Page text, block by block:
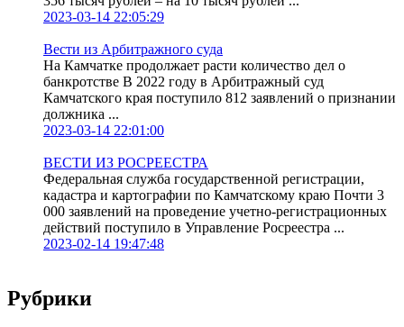
2023-03-14 22:05:29
Вести из Арбитражного суда
На Камчатке продолжает расти количество дел о
банкротстве В 2022 году в Арбитражный суд
Камчатского края поступило 812 заявлений о признании
должника ...
2023-03-14 22:01:00
ВЕСТИ ИЗ РОСРЕЕСТРА
Федеральная служба государственной регистрации,
кадастра и картографии по Камчатскому краю Почти 3
000 заявлений на проведение учетно-регистрационных
действий поступило в Управление Росреестра ...
2023-02-14 19:47:48
Рубрики